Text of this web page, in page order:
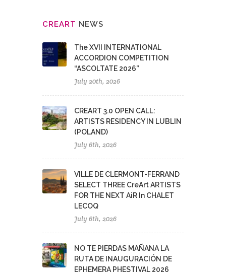
CREART NEWS
The XVII INTERNATIONAL
ACCORDION COMPETITION
“ASCOLTATE 2026”
July 20th, 2026
CREART 3.0 OPEN CALL:
ARTISTS RESIDENCY IN LUBLIN
(POLAND)
July 6th, 2026
VILLE DE CLERMONT-FERRAND
SELECT THREE CreArt ARTISTS
FOR THE NEXT AiR In CHALET
LECOQ
July 6th, 2026
NO TE PIERDAS MAÑANA LA
RUTA DE INAUGURACIÓN DE
EPHEMERA PHESTIVAL 2026